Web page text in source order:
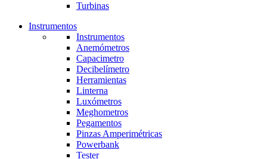
Turbinas
Instrumentos
Instrumentos
Anemómetros
Capacimetro
Decibelímetro
Herramientas
Linterna
Luxómetros
Meghometros
Pegamentos
Pinzas Amperimétricas
Powerbank
Tester